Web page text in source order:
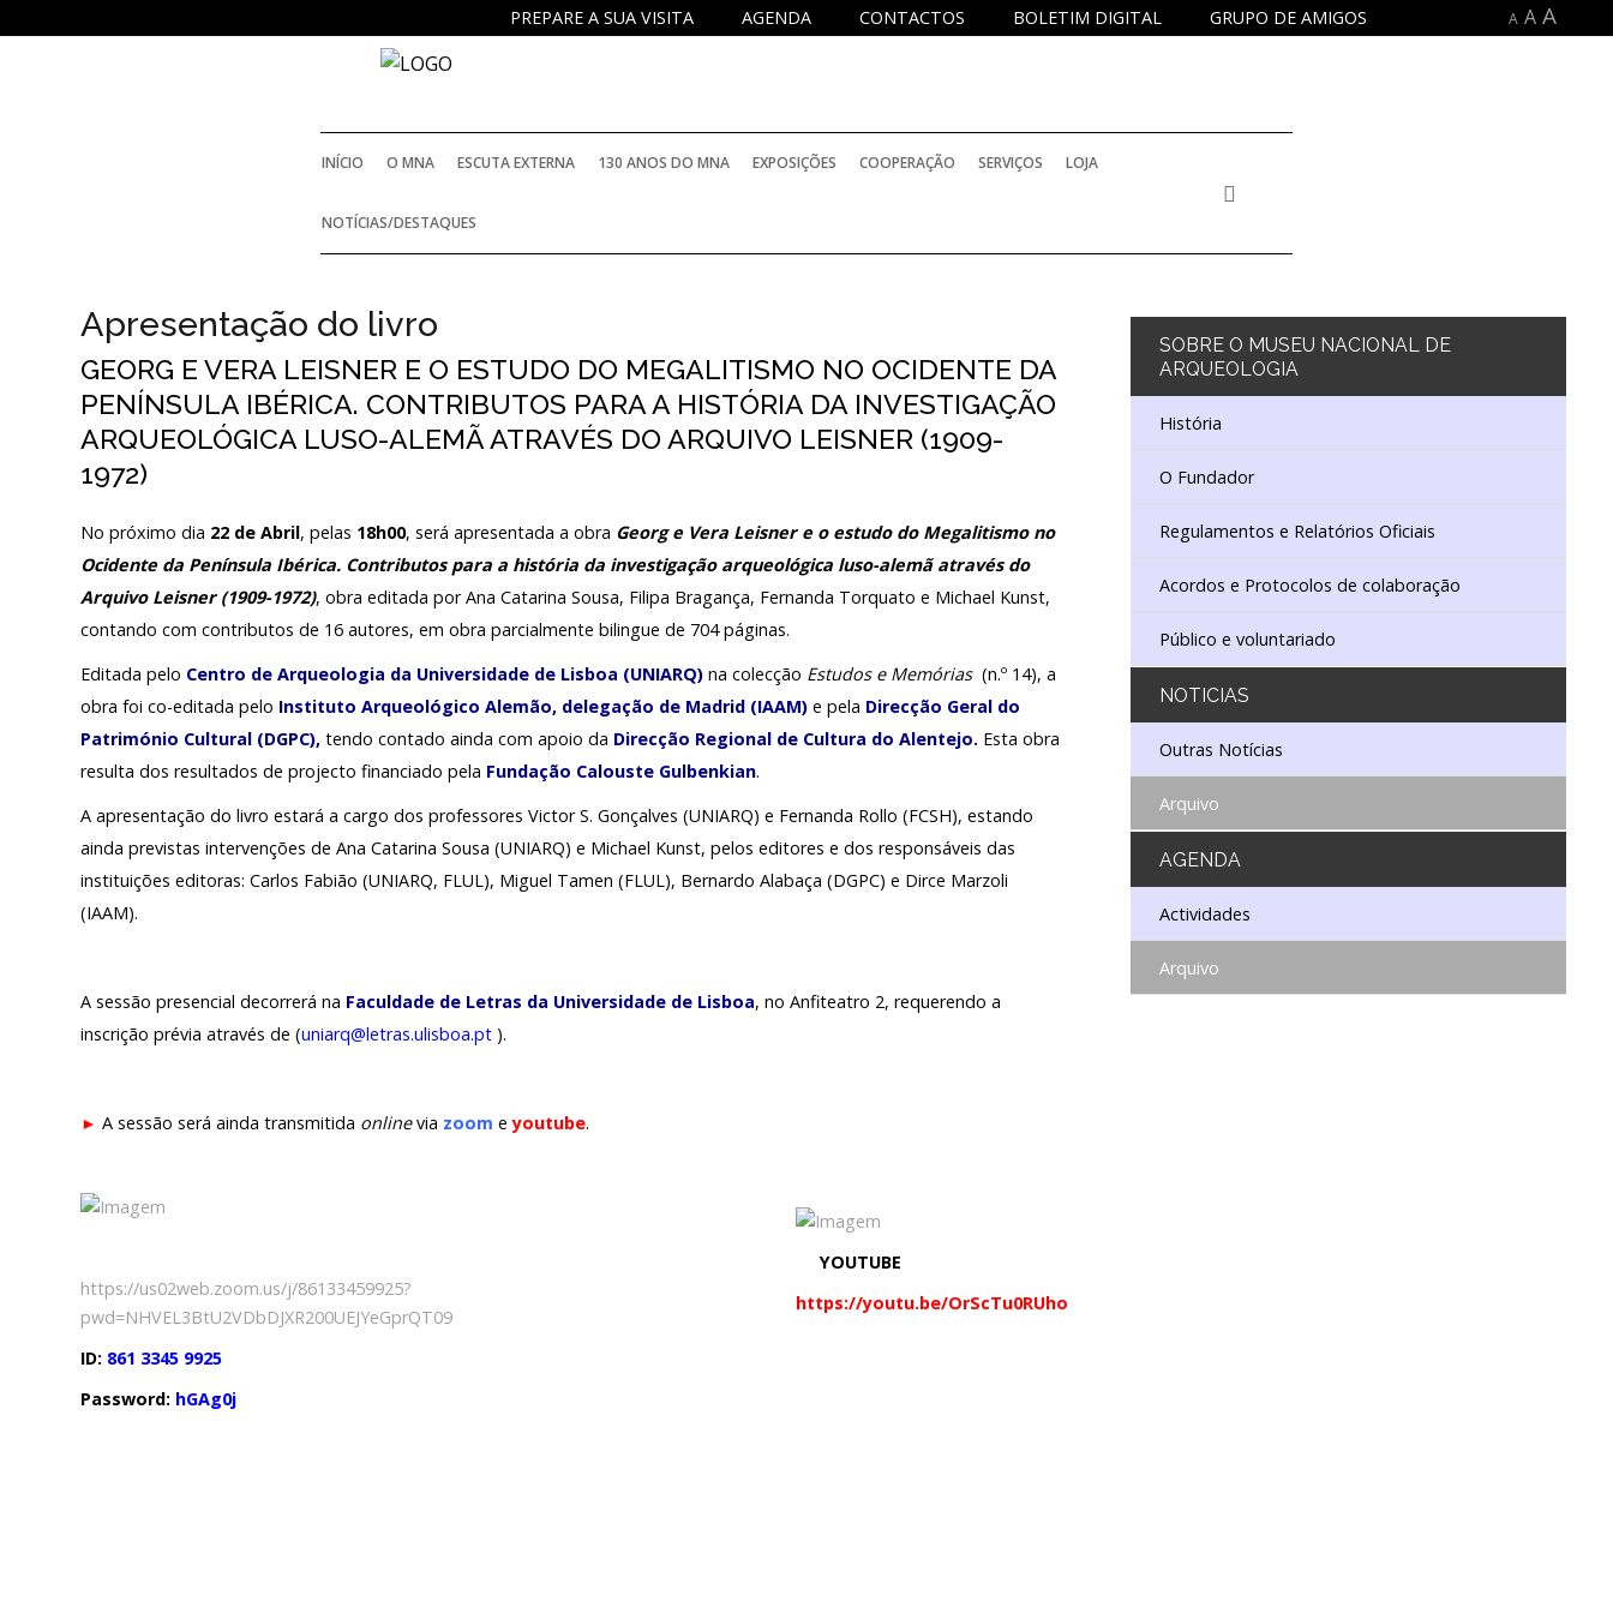
Regulamentos e Relatórios Oficiais
Acordos e Protocolos de colaboração
Público e voluntariado
NOTICIAS
Outras Notícias
Arquivo
AGENDA
Arquivo
Login
O MNA
Exposições
Serviços
Notícias/Destaques
GRUPO DE AMIGOS
BOLETIM DIGITAL
CONTACTOS
AGENDA
PREPARE A SUA VISITA A A A
INÍCIO O MNA
HISTÓRIA
O FUNDADOR
REGULAMENTOS E RELATÓRIOS OFICIAIS
PÚBLICO E VOLUNTARIADO
ESCUTA EXTERNA 130 ANOS DO MNA EXPOSIÇÕES
INTERNACIONAIS COM PARTICIPAÇÃO DO MNA
COOPERAÇÃO SERVIÇOS
SERVIÇO DE DOCUMENTAÇÃO
BIBLIOTECA
ARQUIVO HISTÓRICO DIGITAL
SERVIÇO EDUCATIVO E DE EXTENSÃO CULTURAL
LABORATÓRIO DE CONSERVAÇÃO E RESTAURO
LOJA
NOTÍCIAS/DESTAQUES
Apresentação do livro
GEORG E VERA LEISNER E O ESTUDO DO MEGALITISMO NO OCIDENTE DA
PENÍNSULA IBÉRICA. CONTRIBUTOS PARA A HISTÓRIA DA INVESTIGAÇÃO
ARQUEOLÓGICA LUSO-ALEMÃ ATRAVÉS DO ARQUIVO LEISNER (1909-
1972)
No próximo dia 22 de Abril, pelas 18h00, será apresentada a obra Georg e Vera Leisner e o estudo do Megalitismo no
Ocidente da Península Ibérica. Contributos para a história da investigação arqueológica luso-alemã através do
Arquivo Leisner (1909-1972), obra editada por Ana Catarina Sousa, Filipa Bragança, Fernanda Torquato e Michael Kunst,
contando com contributos de 16 autores, em obra parcialmente bilingue de 704 páginas.
Editada pelo Centro de Arqueologia da Universidade de Lisboa (UNIARQ)na colecção Estudos e Memórias (n.º 14), a
obra foi co-editada pelo Instituto Arqueológico Alemão, delegação de Madrid (IAAM)e pela Direcção Geral do
Património Cultural (DGPC),tendo contado ainda com apoio da Direcção Regional de Cultura do Alentejo.Esta obra
resulta dos resultados de projecto financiado pela Fundação Calouste Gulbenkian.
A apresentação do livro estará a cargo dos professores Victor S. Gonçalves (UNIARQ) e Fernanda Rollo (FCSH), estando
ainda previstas intervenções de Ana Catarina Sousa (UNIARQ) e Michael Kunst, pelos editores e dos responsáveis das
instituições editoras: Carlos Fabião (UNIARQ, FLUL), Miguel Tamen (FLUL), Bernardo Alabaça (DGPC) e Dirce Marzoli
(IAAM).
A sessão presencial decorrerá na Faculdade de Letras da Universidade de Lisboa, no Anfiteatro 2, requerendo a
inscrição prévia através de (uniarq@letras.ulisboa.pt ).
► A sessão será ainda transmitida onlinevia zoom eyoutube.
https://us02web.zoom.us/j/86133459925?
pwd=NHVEL3BtU2VDbDJXR200UEJYeGprQT09
ID: 861 3345 9925
Password:hGAg0j
YOUTUBE
https://youtu.be/OrScTu0RUho
SOBRE O MUSEU NACIONAL DE
ARQUEOLOGIA
História
O Fundador
Regulamentos e Relatórios Oficiais
Acordos e Protocolos de colaboração
Público e voluntariado
NOTICIAS
Outras Notícias
Arquivo
AGENDA
Actividades
Arquivo